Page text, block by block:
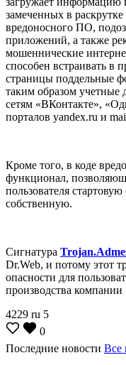
замеченных в
вредоносного ПО,
приложений, а также
мошеннические
способен встраивать в
страницы поддельные
таким образом учетные
сетям «ВКонтакте»,
порталов yandex.ru и
Кроме того, в коде
функционал,
пользователя
собственную.
Сигнатура
Dr.Web, и потому этот
опасности для
производства
4229 ru 5
0
Последние новости Все